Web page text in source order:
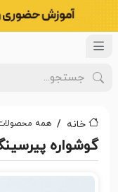
خانه همه
گوشواره پیرسینگ